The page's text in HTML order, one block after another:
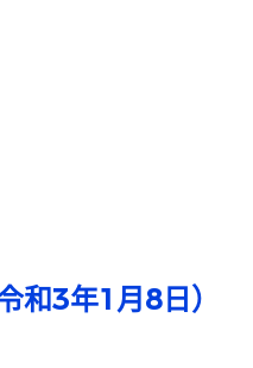
和3年1月8日）